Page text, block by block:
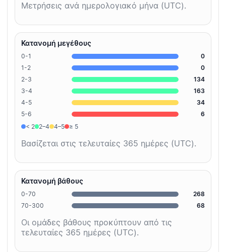
Μετρήσεις ανά ημερολογιακό μήνα (UTC).
Κατανομή μεγέθους
0-1
0
1-2
0
2-3
134
3-4
163
4-5
34
5-6
6
< 2
2–4 4–5 ≥ 5
Βασίζεται στις τελευταίες 365 ημέρες (UTC).
Κατανομή βάθους
0-70
268
70-300
68
Οι ομάδες βάθους προκύπτουν από τις
τελευταίες 365 ημέρες (UTC).